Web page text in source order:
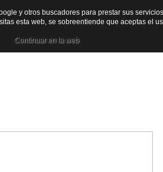
y otros buscadores para prestar sus
esta web, se sobreentiende que aceptas el
Continuar en la web